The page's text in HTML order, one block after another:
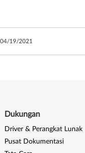
04/19/2021
Dukungan
Driver & Perangkat Lunak
Pusat Dokumentasi